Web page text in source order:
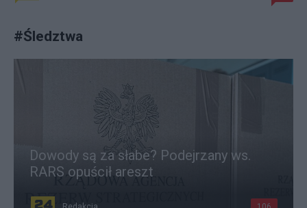
#Śledztwa
Dowody są za słabe? Podejrzany ws.
RARS opuścił areszt